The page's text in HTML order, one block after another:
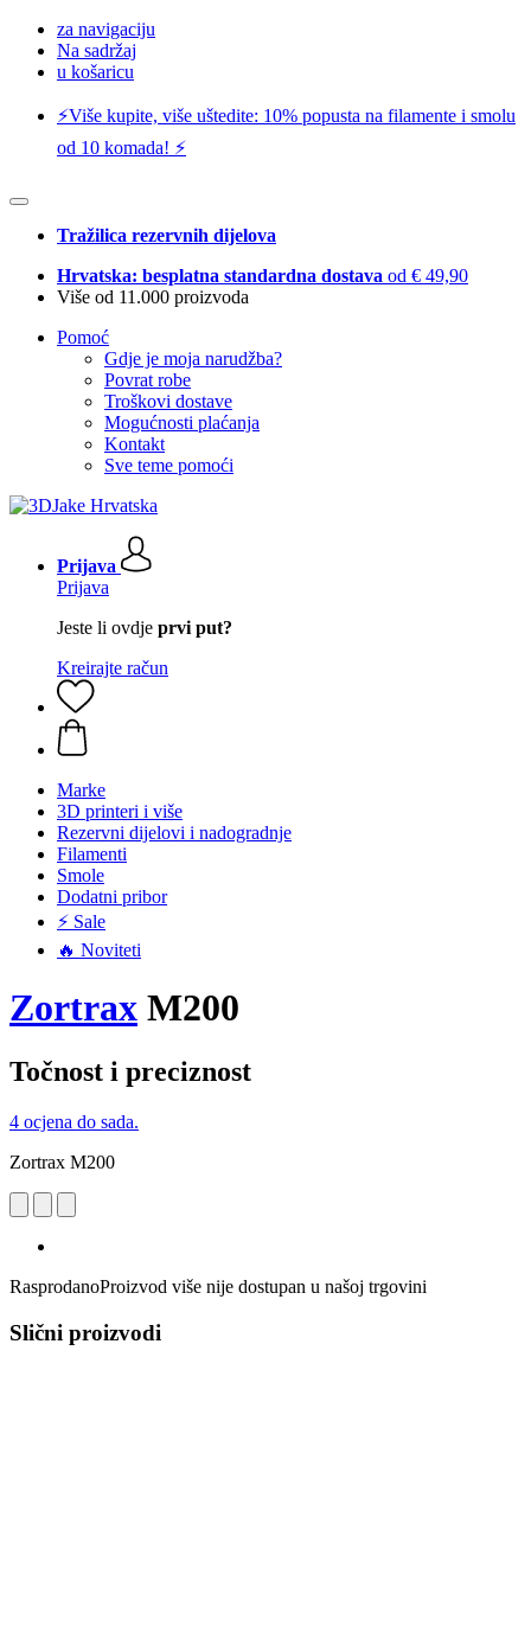
za navigaciju
Na sadržaj
u košaricu
⚡️Više kupite, više uštedite: 10% popusta na filamente i smolu
od 10 komada! ⚡️
Tražilica rezervnih dijelova
Hrvatska: besplatna standardna dostava od € 49,90
Više od 11.000 proizvoda
Pomoć
Gdje je moja narudžba?
Povrat robe
Troškovi dostave
Mogućnosti plaćanja
Kontakt
Sve teme pomoći
Prijava
Prijava
Jeste li ovdje prvi put?
Kreirajte račun
Marke
3D printeri i više
Rezervni dijelovi i nadogradnje
Filamenti
Smole
Dodatni pribor
⚡ Sale
🔥 Noviteti
Zortrax M200
Točnost i preciznost
4 ocjena do sada.
Zortrax M200
RasprodanoProizvod više nije dostupan u našoj trgovini
Slični proizvodi